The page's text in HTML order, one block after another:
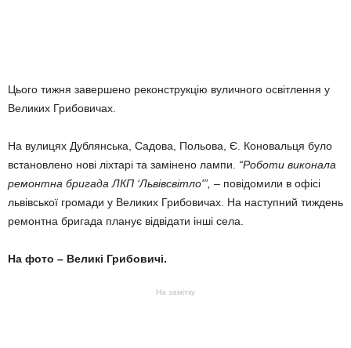
Цього тижня завершено реконструкцію вуличного освітлення у
Великих Грибовичах.
На вулицях Дублянська, Садова, Польова, Є. Коновальця було
встановлено нові ліхтарі та замінено лампи. “Роботи виконала
ремонтна бригада ЛКП ‘Львівсвітло'”, – повідомили в офісі
львівської громади у Великих Грибовичах. На наступний тиждень
ремонтна бригада планує відвідати інші села.
На фото – Великі Грибовичі.
На замітку